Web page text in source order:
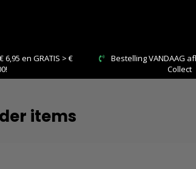
en GRATIS > €
Bestelling VANDAAG
Collect
items